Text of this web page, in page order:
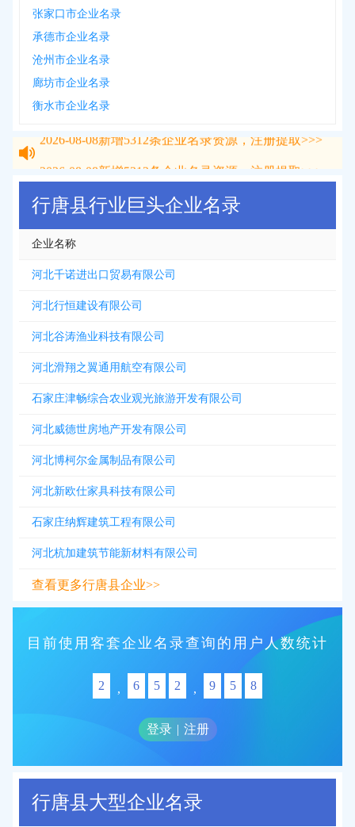
张家口市企业名录
承德市企业名录
沧州市企业名录
廊坊市企业名录
衡水市企业名录
行唐县行业巨头企业名录
企业名称
河北千诺进出口贸易有限公司
河北行恒建设有限公司
河北谷涛渔业科技有限公司
河北滑翔之翼通用航空有限公司
石家庄津畅综合农业观光旅游开发有限公司
河北威德世房地产开发有限公司
河北博柯尔金属制品有限公司
河北新欧仕家具科技有限公司
石家庄纳辉建筑工程有限公司
河北杭加建筑节能新材料有限公司
查看更多行唐县企业>>
目前使用客套企业名录查询的用户人数统计
2 , 6 5 2 , 9 5 8
登录 | 注册
行唐县大型企业名录